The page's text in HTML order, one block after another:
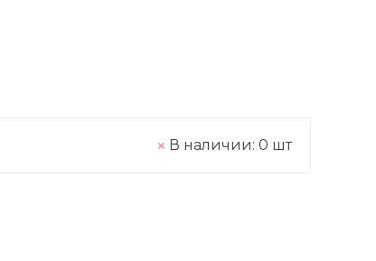
В наличии: 0 шт